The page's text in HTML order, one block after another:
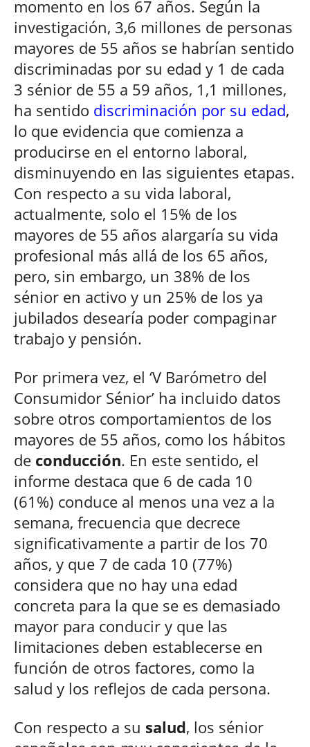
momento en los 67 años. Según la
investigación, 3,6 millones de personas
mayores de 55 años se habrían sentido
discriminadas por su edad y 1 de cada
3 sénior de 55 a 59 años, 1,1 millones,
ha sentido discriminación por su edad,
lo que evidencia que comienza a
producirse en el entorno laboral,
disminuyendo en las siguientes etapas.
Con respecto a su vida laboral,
actualmente, solo el 15% de los
mayores de 55 años alargaría su vida
profesional más allá de los 65 años,
pero, sin embargo, un 38% de los
sénior en activo y un 25% de los ya
jubilados desearía poder compaginar
trabajo y pensión.
Por primera vez, el ‘V Barómetro del
Consumidor Sénior’ ha incluido datos
sobre otros comportamientos de los
mayores de 55 años, como los hábitos
de conducción. En este sentido, el
informe destaca que 6 de cada 10
(61%) conduce al menos una vez a la
semana, frecuencia que decrece
significativamente a partir de los 70
años, y que 7 de cada 10 (77%)
considera que no hay una edad
concreta para la que se es demasiado
mayor para conducir y que las
limitaciones deben establecerse en
función de otros factores, como la
salud y los reflejos de cada persona.
Con respecto a su salud, los sénior